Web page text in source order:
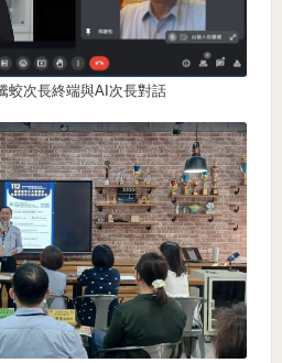
蛟次長終端與AI次長對話